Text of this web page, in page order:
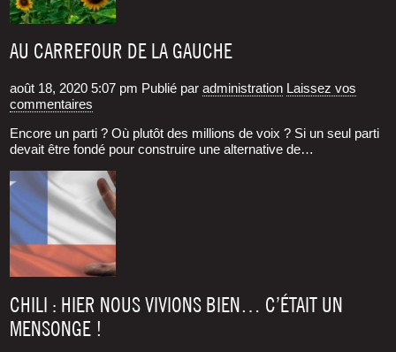
AU CARREFOUR DE LA GAUCHE
août 18, 2020 5:07 pm Publié paradministration Laissez vos
commentaires
Encore un par­ti ? Où plu­tôt des mil­lions de voix ? Si un seul par­ti
devait être fon­dé pour construire une alter­na­tive de…
CHILI : HIER NOUS VIVIONS BIEN… C’ÉTAIT UN
MENSONGE !